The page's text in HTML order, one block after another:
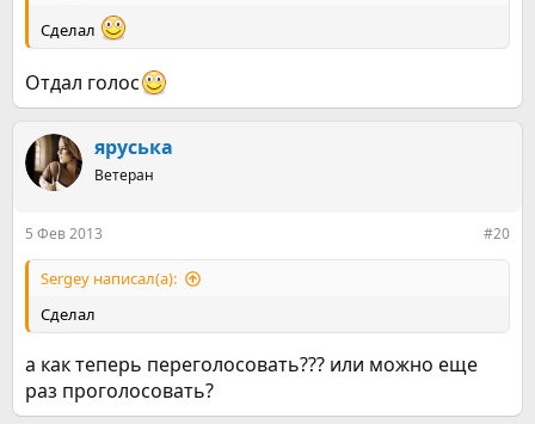
Сделал
Отдал голос
яруська
Ветеран
5 Фев 2013 #20
Sergey написал(а):
Сделал
а как теперь переголосовать??? или можно еще
раз проголосовать?